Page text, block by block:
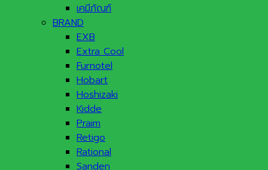
เคมีภัณฑ์
BRAND
EXB
Extra Cool
Furnotel
Hobart
Hoshizaki
Kidde
Praim
Retigo
Rational
Sanden